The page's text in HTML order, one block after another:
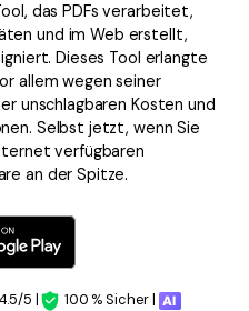
das PDFs verarbeitet,
und im Web erstellt,
Dieses Tool erlangte
allem wegen seiner
unschlagbaren Kosten und
Selbst jetzt, wenn Sie
verfügbaren
an der Spitze.
5 |
100 % Sicher |